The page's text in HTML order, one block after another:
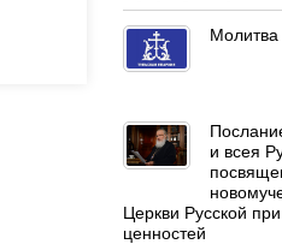
Молитва
и всея
Церкви Русской
ценностей